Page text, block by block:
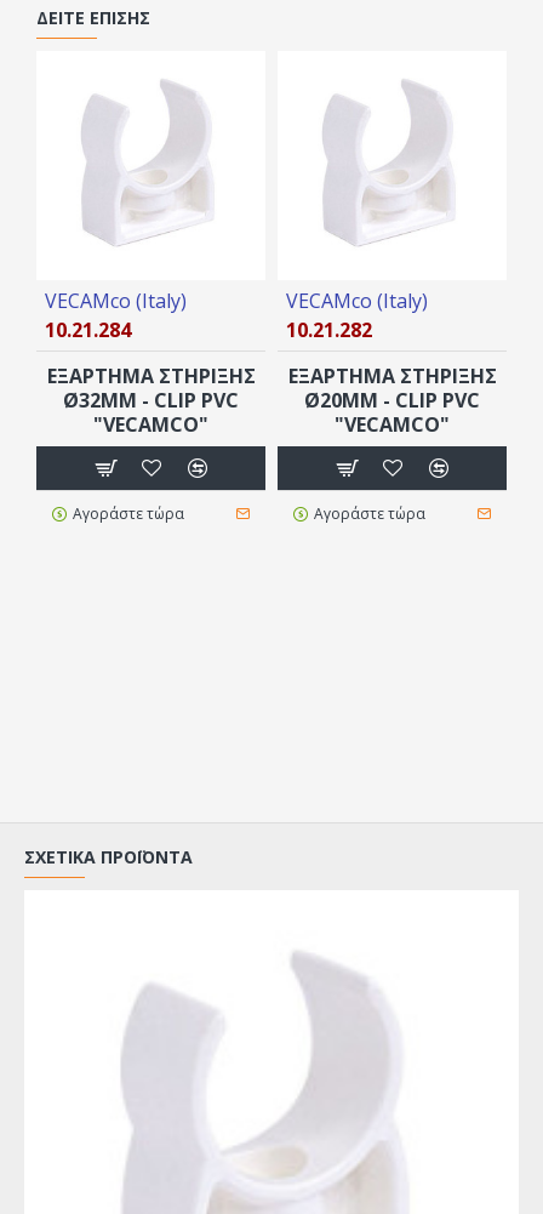
ΔΕΊΤΕ ΕΠΊΣΗΣ
VECAMco (Italy)
10.21.284
EΞAPTHMA ΣTHPIΞHΣ
Ø32MM - CLIP PVC
"VECAMCO"
Αγοράστε τώρα
VECAMco (Italy)
10.21.282
EΞAPTHMA ΣTHPIΞHΣ
Ø20MM - CLIP PVC
"VECAMCO"
Αγοράστε τώρα
ΣΧΕΤΙΚΆ ΠΡΟΪΌΝΤΑ